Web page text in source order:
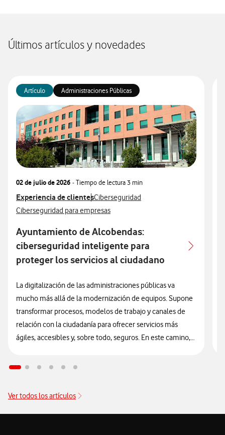
Últimos artículos y novedades
Artículo Administraciones Públicas
02 de julio de 2026 - Tiempo de lectura3 min
Ver más articulos relacionados con
Experiencia de clientesVer más artículos con
Ciberseguridad
Ver más artículos con
Ciberseguridad para empresas
Ayuntamiento de Alcobendas:
ciberseguridad inteligente para
proteger los servicios al ciudadano
La digitalización de las administraciones públicas va
mucho más allá de la modernización de equipos. Supone
transformar procesos, modelos de trabajo y canales de
relación con la ciudadanía para ofrecer servicios más
ágiles, accesibles y, sobre todo, seguros. En este camino,
como un referente al integrar la ciberseguridad
Ver todos los artículos